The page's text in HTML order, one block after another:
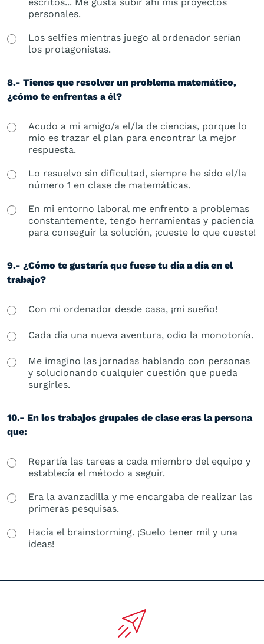
personales.
Los selfies mientras juego al ordenador serían
los protagonistas.
8.- Tienes que resolver un problema matemático,
¿cómo te enfrentas a él?
Acudo a mi amigo/a el/la de ciencias, porque lo
mío es trazar el plan para encontrar la mejor
respuesta.
Lo resuelvo sin dificultad, siempre he sido el/la
número 1 en clase de matemáticas.
En mi entorno laboral me enfrento a problemas
constantemente, tengo herramientas y paciencia
para conseguir la solución, ¡cueste lo que cueste!
9.- ¿Cómo te gustaría que fuese tu día a día en el
trabajo?
Con mi ordenador desde casa, ¡mi sueño!
Cada día una nueva aventura, odio la monotonía.
Me imagino las jornadas hablando con personas
y solucionando cualquier cuestión que pueda
surgirles.
10.- En los trabajos grupales de clase eras la persona
que:
Repartía las tareas a cada miembro del equipo y
establecía el método a seguir.
Era la avanzadilla y me encargaba de realizar las
primeras pesquisas.
Hacía el brainstorming. ¡Suelo tener mil y una
ideas!